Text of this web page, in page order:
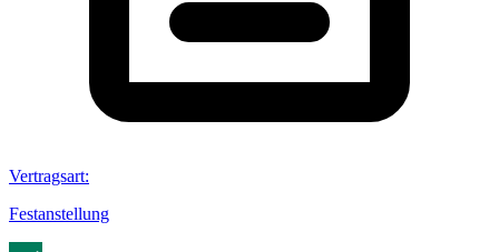
Vertragsart:
Festanstellung